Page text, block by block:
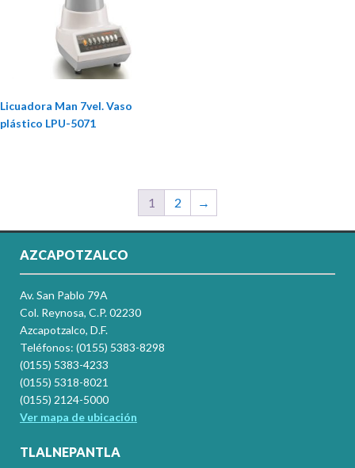
Licuadora Man 7vel. Vaso
plástico LPU-5071
1 2 →
AZCAPOTZALCO
Av. San Pablo 79A
Col. Reynosa, C.P. 02230
Azcapotzalco, D.F.
Teléfonos: (0155) 5383-8298
(0155) 5383-4233
(0155) 5318-8021
(0155) 2124-5000
Ver mapa de ubicación
TLALNEPANTLA